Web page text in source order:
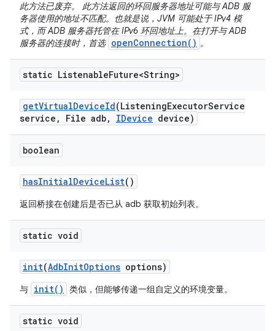
此方法已废弃。 此方法返回的环回服务器地址可能与 ADB 服
务器使用的地址不匹配。也就是说，JVM 可能处于 IPv4 模
式，而 ADB 服务器托管在 IPv6 环回地址上。在打开与 ADB
服务器的连接时，首选 openConnection() 。
static ListenableFuture<String>
getVirtualDeviceId(ListeningExecutorService
service , File adb, IDevice device)
boolean
hasInitialDeviceList()
返回桥接在创建后是否已从 adb 获取初始列表。
static void
init(AdbInitOptions options)
与 init() 类似，但能够传递一组自定义的环境变量。
static void